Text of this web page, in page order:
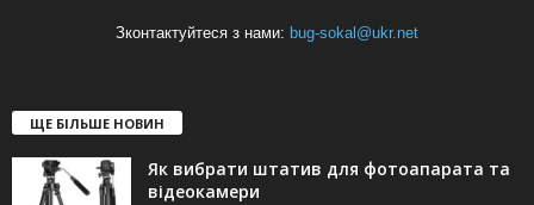
Зконтактуйтеся з нами: bug-sokal@ukr.net
ЩЕ БІЛЬШЕ НОВИН
Як вибрати штатив для фотоапарата та
відеокамери